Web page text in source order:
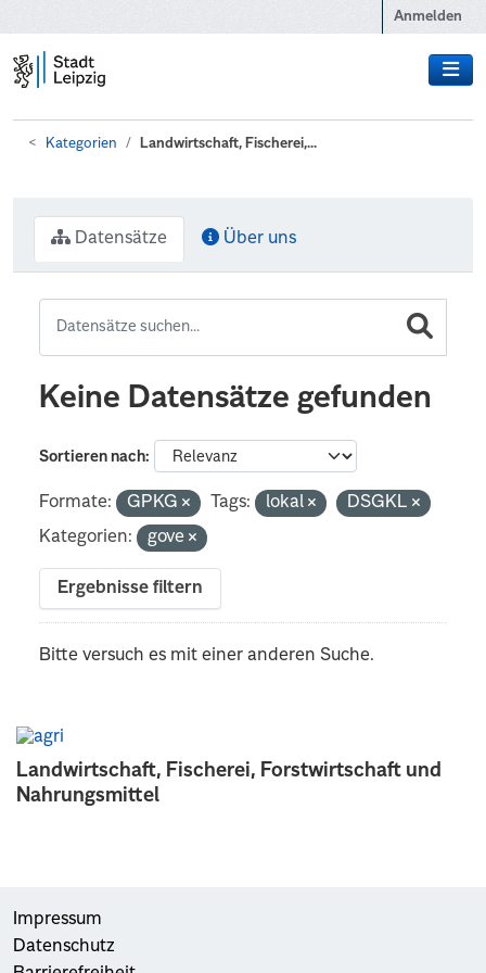
Anmelden
Kategorien Landwirtschaft, Fischerei,...
Landwirtschaft, Fischerei, Forstwirtschaft und
Nahrungsmittel
Datensätze Über uns
Keine Datensätze gefunden
Sortieren nach
Formate: GPKG Tags: lokal
DSGKL
Kategorien:
gove
Ergebnisse filtern
Bitte versuch es mit einer anderen Suche.
Impressum
Datenschutz